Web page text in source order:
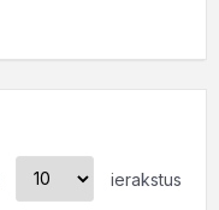
ierakstus